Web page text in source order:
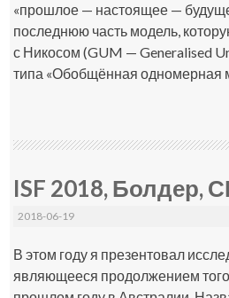
«прошлое — настоящее —
последнюю часть модель,
с Никосом (GUM — Generalised
типа «Обобщённая одномерная
ISF 2018, Болдер,
2018-06-19
В этом году я презентовал
являющееся продолжением